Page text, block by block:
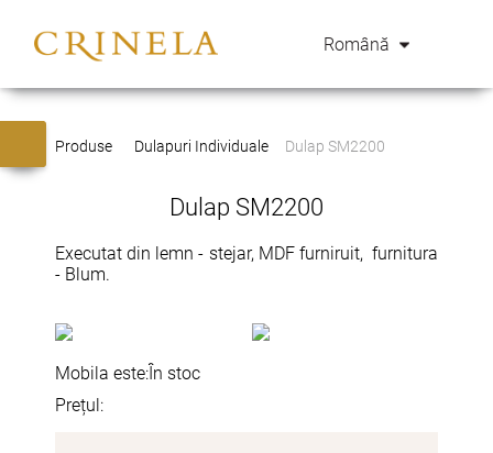
Română
Produse Dulapuri Individuale Dulap SM2200
Dulap SM2200
Executat din lemn - stejar, MDF furniruit, furnitura
- Blum.
Mobila este:În stoc
Prețul: